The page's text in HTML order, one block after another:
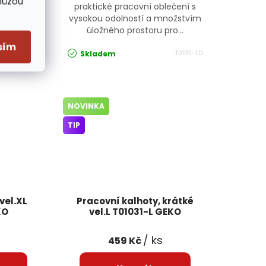
s
praktické pracovní oblečení s
vysokou odolností a množstvím
úložného prostoru pro...
Skladem T01011-LD
Pracovní kalhoty, krátké
vel.L T01031-L GEKO
NOVINKA
TIP
459 Kč/ ks